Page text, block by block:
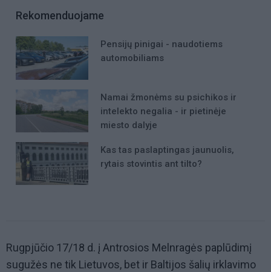
Rekomenduojame
Pensijų pinigai - naudotiems
automobiliams
Namai žmonėms su psichikos ir
intelekto negalia - ir pietinėje
miesto dalyje
Kas tas paslaptingas jaunuolis,
rytais stovintis ant tilto?
Rugpjūčio 17/18 d. į Antrosios Melnragės paplūdimį
sugužės ne tik Lietuvos, bet ir Baltijos šalių irklavimo